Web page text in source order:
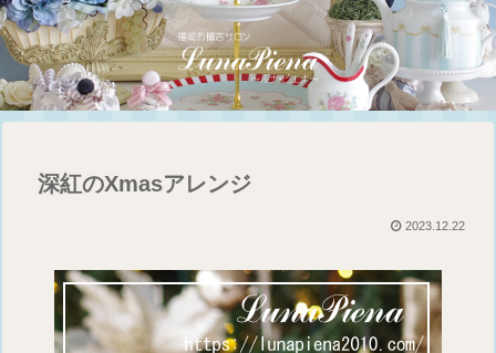
深紅のXmasアレンジ
2023.12.22